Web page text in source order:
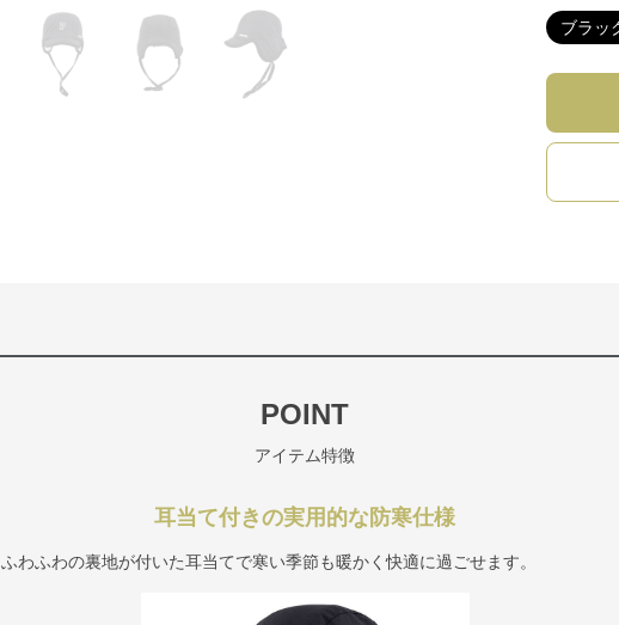
ブラッ
POINT
アイテム特徴
耳当て付きの実用的な防寒仕様
ふわふわの裏地が付いた耳当てで寒い季節も暖かく快適に過ごせます。